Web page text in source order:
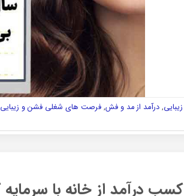
,درآمد از مد و فش,فرصت های شغلی فشن و زیبایی